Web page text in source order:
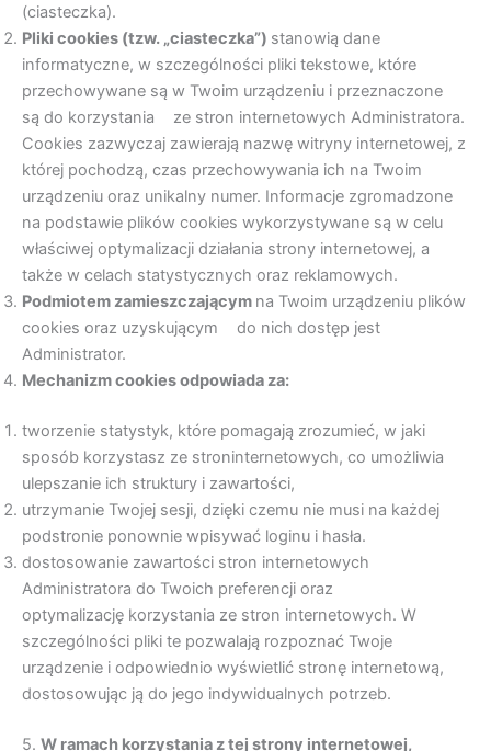
(ciasteczka).
Pliki cookies (tzw. „ciasteczka”) stanowią dane
informatyczne, w szczególności pliki tekstowe, które
przechowywane są w Twoim urządzeniu i przeznaczone
są do korzystania ze stron internetowych Administratora.
Cookies zazwyczaj zawierają nazwę witryny internetowej, z
której pochodzą, czas przechowywania ich na Twoim
urządzeniu oraz unikalny numer. Informacje zgromadzone
na podstawie plików cookies wykorzystywane są w celu
właściwej optymalizacji działania strony internetowej, a
także w celach statystycznych oraz reklamowych.
Podmiotem zamieszczającym na Twoim urządzeniu plików
cookies oraz uzyskującym do nich dostęp jest
Administrator.
Mechanizm cookies odpowiada za:
tworzenie statystyk, które pomagają zrozumieć, w jaki
sposób korzystasz ze stroninternetowych, co umożliwia
ulepszanie ich struktury i zawartości,
utrzymanie Twojej sesji, dzięki czemu nie musi na każdej
podstronie ponownie wpisywać loginu i hasła.
dostosowanie zawartości stron internetowych
Administratora do Twoich preferencji oraz
optymalizację korzystania ze stron internetowych. W
szczególności pliki te pozwalają rozpoznać Twoje
urządzenie i odpowiednio wyświetlić stronę internetową,
dostosowując ją do jego indywidualnych potrzeb.
5. W ramach korzystania z tej strony internetowej,